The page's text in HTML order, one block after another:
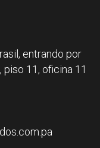
entrando por
piso 11, oficina 11